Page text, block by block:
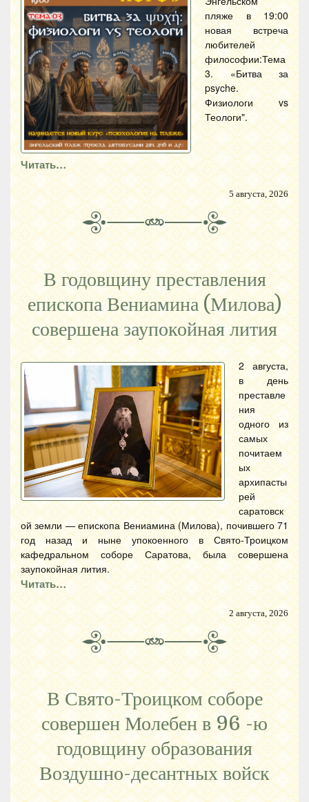
пляже в 19:00
новая встреча
любителей
философии:Тема
3. «Битва за
psyche.
Физиологи vs
Теологи".
Читать…
5 августа, 2026
В годовщину преставления
епископа Вениамина (Милова)
совершена заупокойная лития
2 августа,
в день
преставле
ния
одного из
самых
почитаем
ых
архипасты
рей
саратовск
ой земли — епископа Вениамина (Милова), почившего 71
год назад и ныне упокоенного в Свято-Троицком
кафедральном соборе Саратова, была совершена
заупокойная лития.
Читать…
2 августа, 2026
В Свято-Троицком соборе
совершен Молебен в 96 -ю
годовщину образования
Воздушно-десантных войск